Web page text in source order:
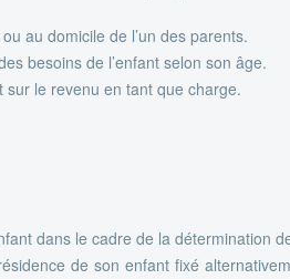
au domicile de l’un des parents.
besoins de l’enfant selon son âge.
le revenu en tant que charge.
dans le cadre de la détermination
de son enfant fixé